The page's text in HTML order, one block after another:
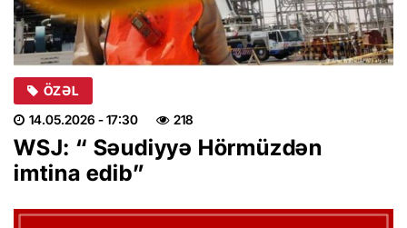
ÖZƏL
14.05.2026 - 17:30 218
WSJ: “ Səudiyyə Hörmüzdən
imtina edib”